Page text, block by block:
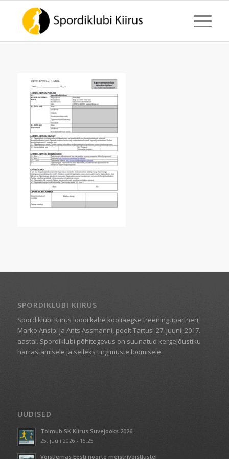
SPORDIKLUBI KIIRUS
Spordiklubi Kiirus loodi kahe kooliaegse treeningupartneri,
Marko Ansipi ja Ants Assmanni, poolt Tartus 27. juunil 2017.
aastal. Spordiklubi põhitegevus on suunatud kergejõustiku
harrastamisele ja selleks tingimuste loomisele.
UUDISED
Toimub SK Kiirus Suvejooks 2026
25. juuli 2026 - 15:25
Võistlemas Eesti noorte meistrivõistlustel